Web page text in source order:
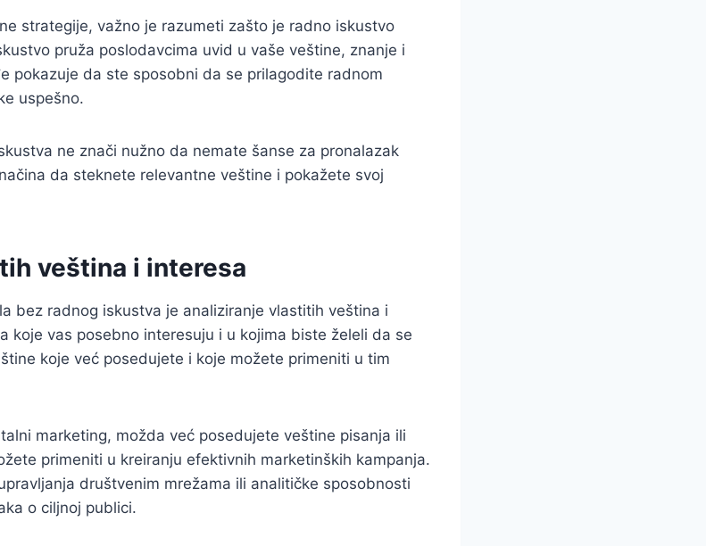
strategije, važno je razumeti zašto je radno iskustvo
pruža poslodavcima uvid u vaše veštine, znanje i
pokazuje da ste sposobni da se prilagodite radnom
uspešno.
ne znači nužno da nemate šanse za pronalazak
da steknete relevantne veštine i pokažete svoj
veština i interesa
bez radnog iskustva je analiziranje vlastitih veština i
koje vas posebno interesuju i u kojima biste želeli da se
koje već posedujete i koje možete primeniti u tim
marketing, možda već posedujete veštine pisanja ili
primeniti u kreiranju efektivnih marketinških kampanja.
društvenim mrežama ili analitičke sposobnosti
o ciljnoj publici.